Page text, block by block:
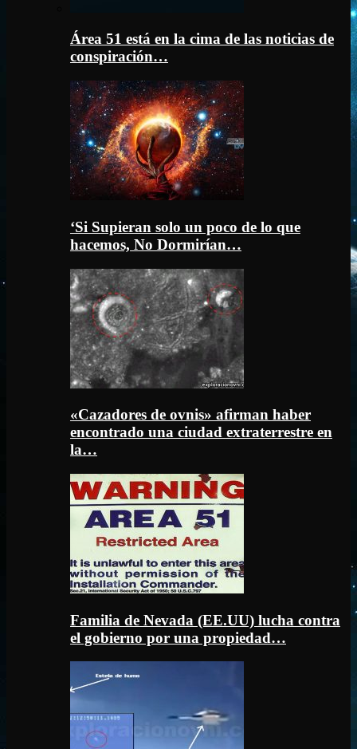
Área 51 está en la cima de las noticias de
conspiración…
‘Si Supieran solo un poco de lo que
hacemos, No Dormirían…
«Cazadores de ovnis» afirman haber
encontrado una ciudad extraterrestre en
la…
Familia de Nevada (EE.UU) lucha contra
el gobierno por una propiedad…